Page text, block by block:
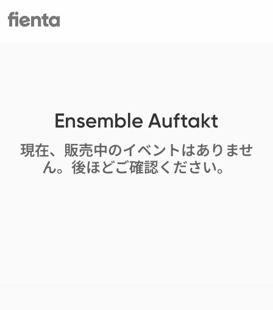
Ensemble Auftakt
現在、販売中のイベントはありませ
ん。後ほどご確認ください。